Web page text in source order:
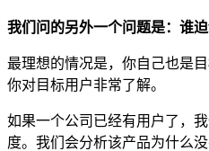
我们问的另外一个问题是：谁迫
最理想的情况是，你自己也是
你对目标用户非常了解。
如果一个公司已经有用户了，
度。我们会分析该产品为什么